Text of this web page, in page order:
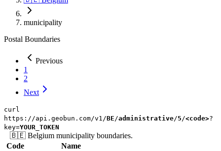
municipality
Postal Boundaries
Previous
1
2
Next
curl
https://api.geobun.com/v1/BE/administrative/5/<code>?
key=YOUR_TOKEN
🇧🇪 Belgium municipality boundaries.
Code
Name